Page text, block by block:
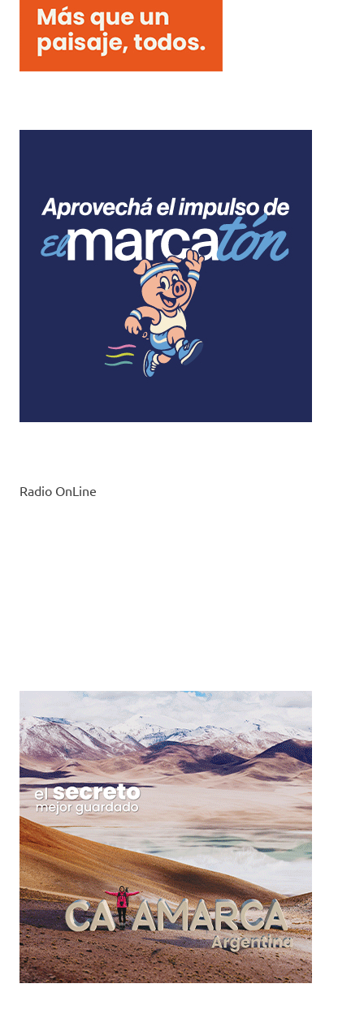
Radio OnLine